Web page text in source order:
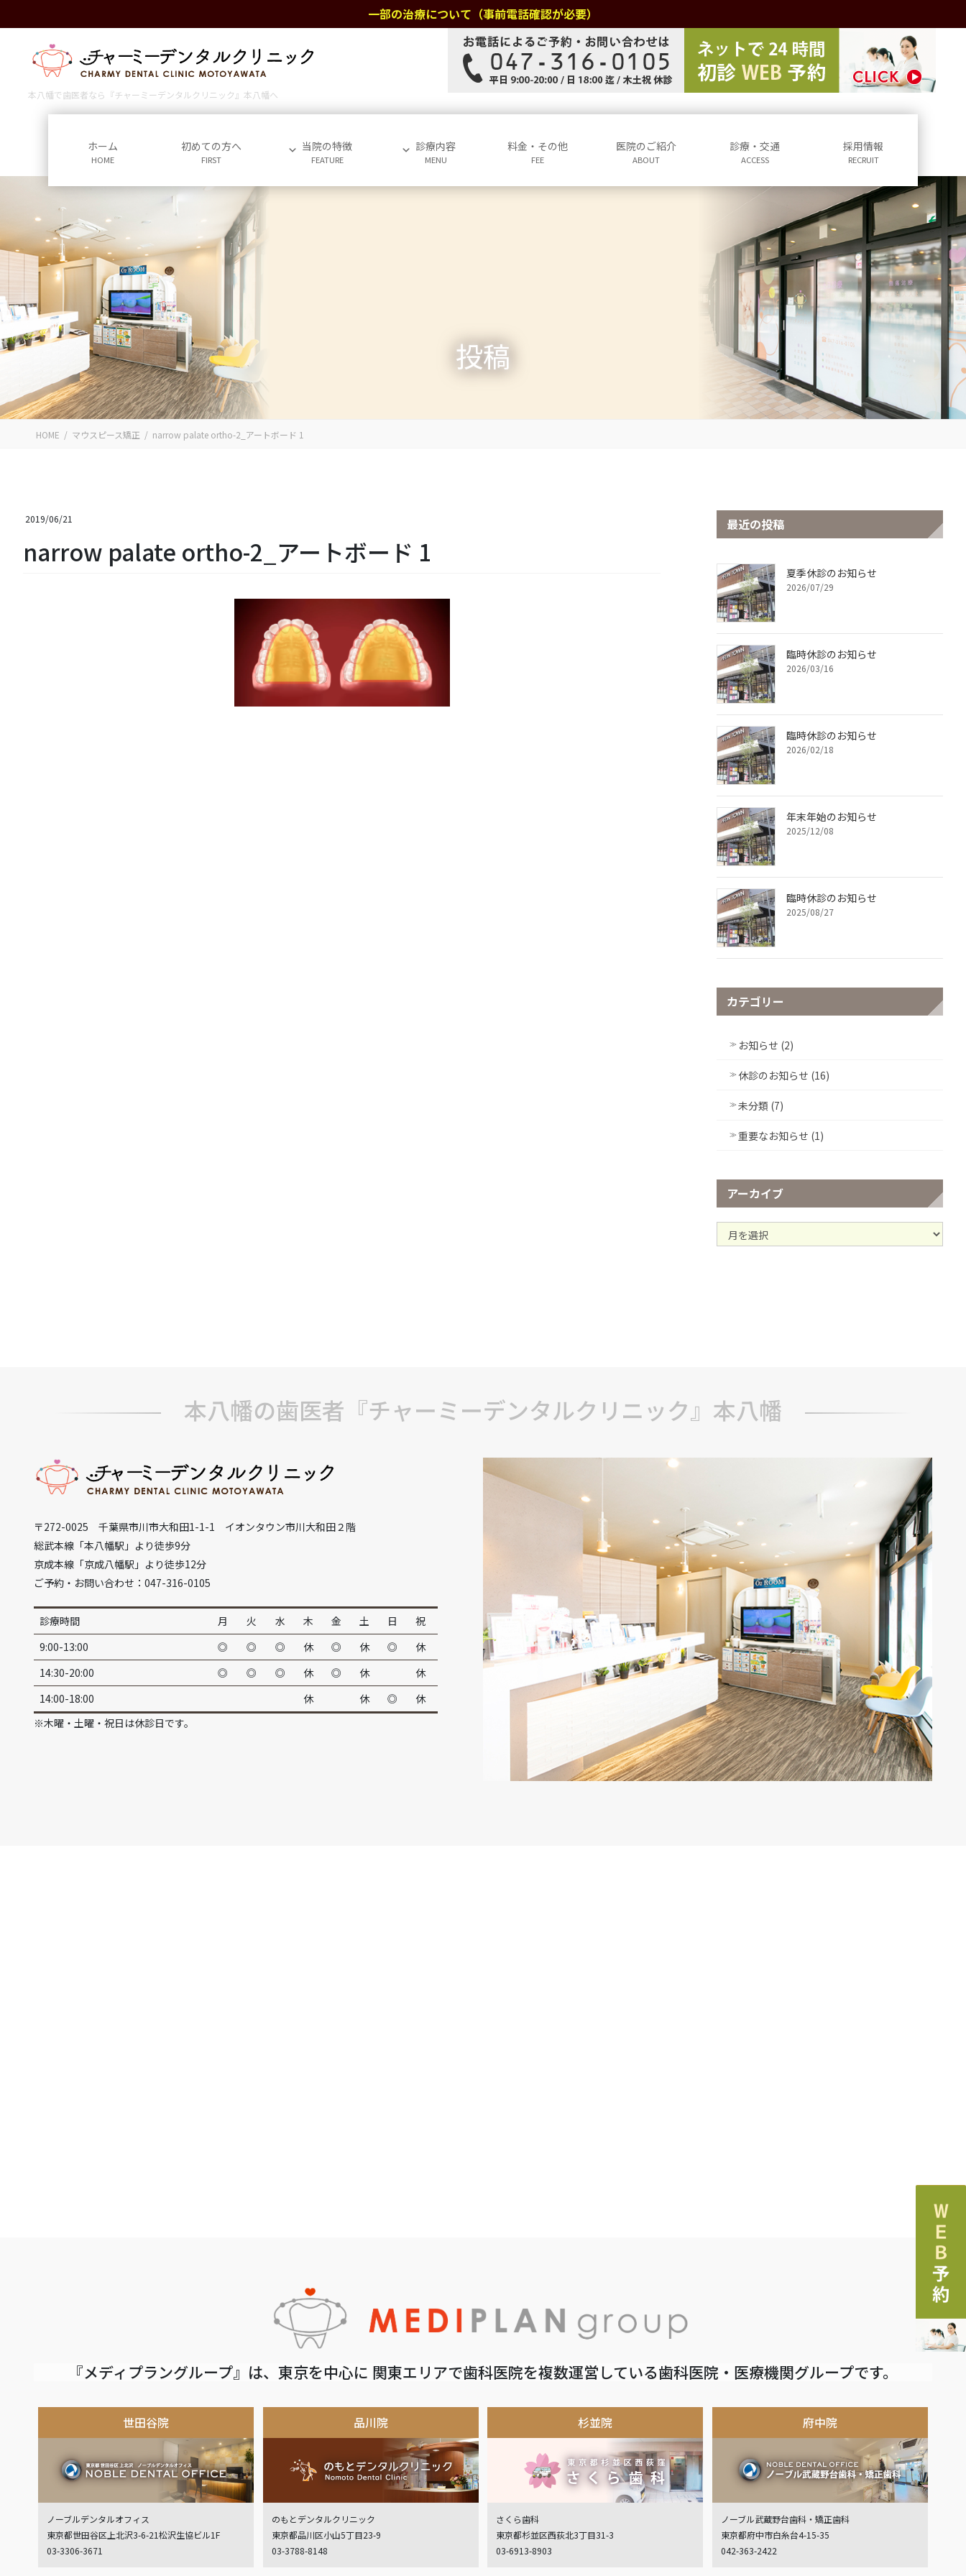
ン
ビ
一部の治療について（事前電話確認が必要）
本八幡で歯医者なら『チャーミーデンタルクリニック』本八幡へ
ホーム
HOME
初めての方へ
FIRST
当院の特徴
FEATURE
診療内容
MENU
料金・その他
FEE
医院のご紹介
ABOUT
診療・交通
ACCESS
採用情報
RECRUIT
投稿
HOME マウスピース矯正 narrow palate ortho-2_アートボード 1
2019/06/21
narrow palate ortho-2_アートボード 1
最近の投稿
夏季休診のお知らせ
2026/07/29
臨時休診のお知らせ
2026/03/16
臨時休診のお知らせ
2026/02/18
年末年始のお知らせ
2025/12/08
臨時休診のお知らせ
2025/08/27
カテゴリー
お知らせ (2)
休診のお知らせ (16)
未分類 (7)
重要なお知らせ (1)
アーカイブ
ー
本八幡の歯医者『チャーミーデンタルクリニック』本八幡
〒272-0025 千葉県市川市大和田1-1-1 イオンタウン市川大和田２階
総武本線「本八幡駅」より徒歩9分
京成本線「京成八幡駅」より徒歩12分
ご予約・お問い合わせ：047-316-0105
診療時間 月 火 水 木 金 土 日
祝
9:00-13:00
◎ ◎ ◎ 休 ◎ 休 ◎
休
14:30-20:00
◎ ◎ ◎ 休 ◎ 休
休
14:00-18:00
休 休 ◎
休
※木曜・土曜・祝日は休診日です。
『メディプラングループ』は、東京を中心に 関東エリアで歯科医院を複数運営している歯科医院・医療機関グループです。
世田谷院
ノーブルデンタルオフィス
東京都世田谷区上北沢3-6-21松沢生協ビル1F
03-3306-3671
品川院
のもとデンタルクリニック
東京都品川区小山5丁目23-9
03-3788-8148
杉並院
さくら歯科
東京都杉並区西荻北3丁目31-3
03-6913-8903
府中院
ノーブル武蔵野台歯科・矯正歯科
東京都府中市白糸台4-15-35
042-363-2422